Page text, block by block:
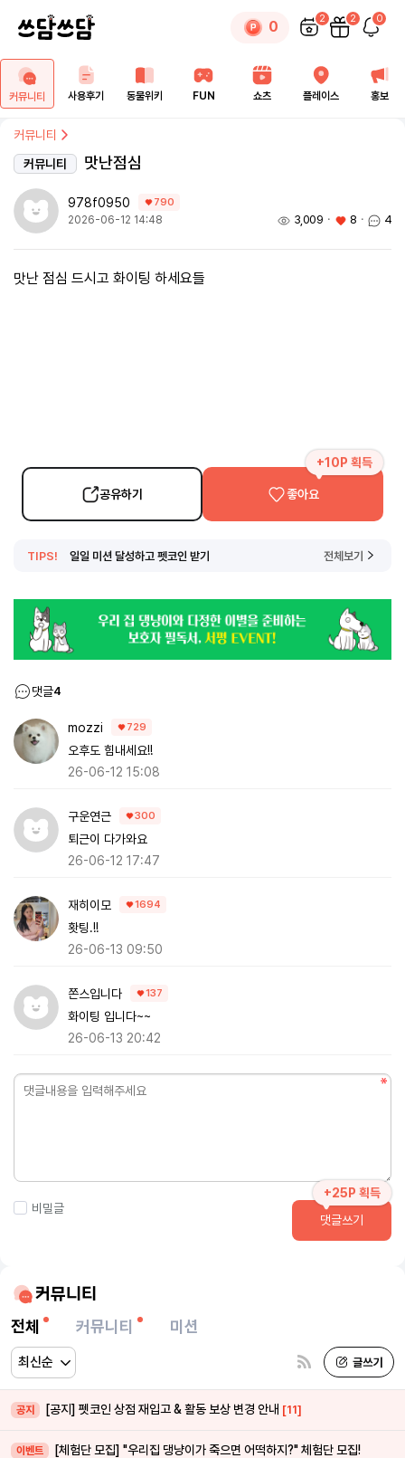
0 2 2 0
커뮤니티 사용후기 동물위키 FUN 쇼츠 플레이스 홍보
커뮤니티
커뮤니티
맛난점심
978f0950 790
2026-06-12 14:48 3,009 ㆍ 8 ㆍ 4
맛난 점심 드시고 화이팅 하세요들
공유하기
+10P 획득
좋아요
TIPS! 일일 미션 달성하고 펫코인 받기 전체보기
댓글4
mozzi 729
오후도 힘내세요!!
26-06-12 15:08
구운연근 300
퇴근이 다가와요
26-06-12 17:47
재히이모 1694
홧팅.!!
26-06-13 09:50
쫀스입니다 137
화이팅 입니다~~
26-06-13 20:42
비밀글
+25P 획득
댓글쓰기
커뮤니티
전체
커뮤니티 미션
공지 [공지] 펫코인 상점 재입고 & 활동 보상 변경 안내 [11]
이벤트 [체험단 모집] "우리집 댕냥이가 죽으면 어떡하지?" 체험단 모집!